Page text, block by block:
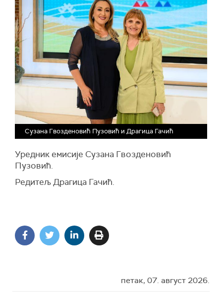
Сузана Гвозденовић Пузовић и Драгица Гачић
Уредник емисије Сузана Гвозденовић
Пузовић.
Редитељ Драгица Гачић.
петак, 07. август 2026.